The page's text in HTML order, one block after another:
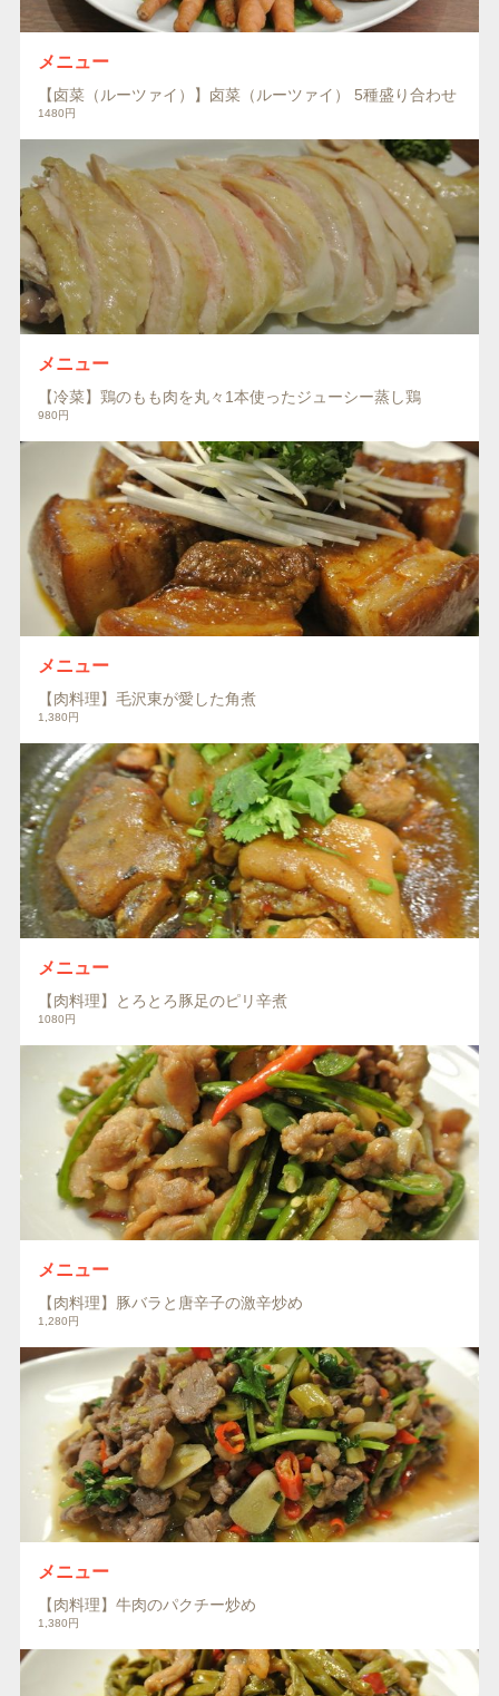
メニュー
【卤菜（ルーツァイ）】卤菜（ルーツァイ） 5種盛り合わせ
1480円
メニュー
【冷菜】鶏のもも肉を丸々1本使ったジューシー蒸し鶏
980円
メニュー
【肉料理】毛沢東が愛した角煮
1,380円
メニュー
【肉料理】とろとろ豚足のピリ辛煮
1080円
メニュー
【肉料理】豚バラと唐辛子の激辛炒め
1,280円
メニュー
【肉料理】牛肉のパクチー炒め
1,380円